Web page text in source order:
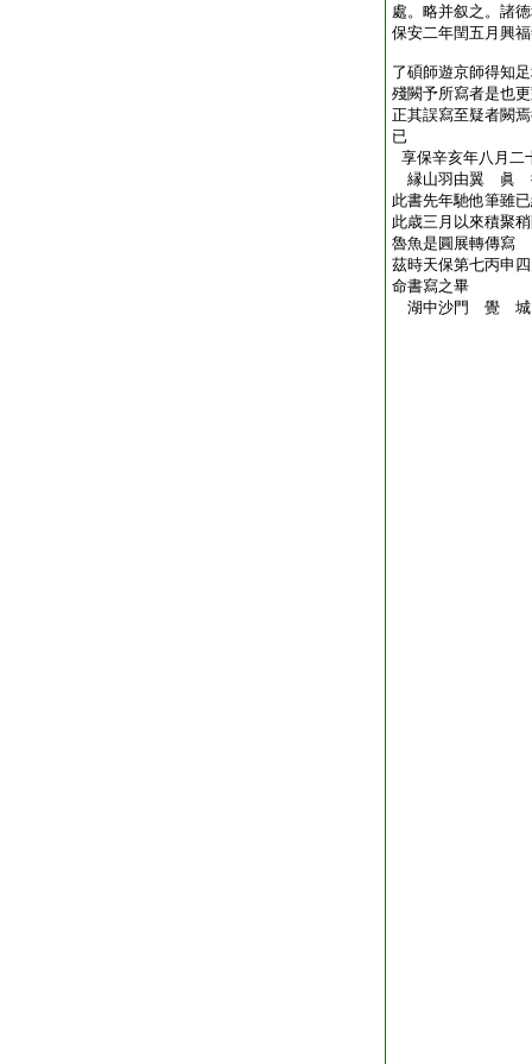
處。略并叙之。諸
保安二年閏五月興
了碩師遊京師得知
殘闕予所寫者是也
正其誤寫至疑者闕
已
享保辛亥年八月二
縁山羽由翼
此書先年馳他筆雖
此歳三月以來積聚
魯魚是圓展轉傳寫
茲時天保第七丙申
命書寫之畢
湖中沙門 覺